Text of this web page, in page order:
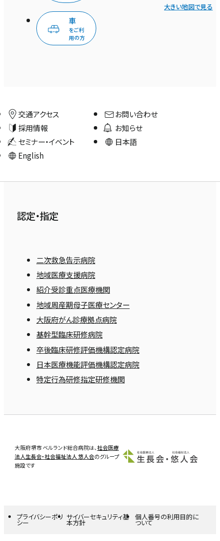
交通アクセス
お問い合わせ
採用情報
お知らせ
セミナー・イベント
日本語
English
車
をご利
用の方
大きい地図で見る
認定・指定
二次救急告示病院
地域医療支援病院
紹介受診重点医療機関
地域周産期母子医療センター
大阪府がん診療拠点病院
基幹型臨床研修病院
卒後臨床研修評価機構認定病院
日本医療機能評価機構認定病院
特定行為研修指定研修機関
大阪府堺市 ベルランド総合病院は、社会医療
法人生長会・社会福祉法人 悠人会のグループ
施設です
プライバシーポリ
シー
サイバーセキュリティ基
本方針
個人番号の利用目的に
ついて